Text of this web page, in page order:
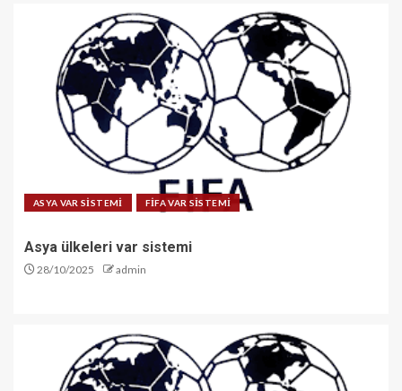
ASYA VAR SİSTEMİ FİFA VAR SİSTEMİ
Asya ülkeleri var sistemi
28/10/2025 admin